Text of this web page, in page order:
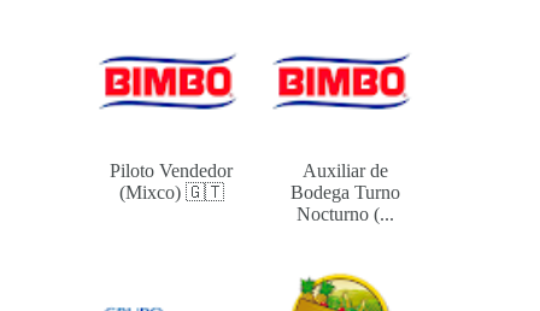
Piloto Vendedor
(Mixco) 🇬🇹
Auxiliar de
Bodega Turno
Nocturno (...